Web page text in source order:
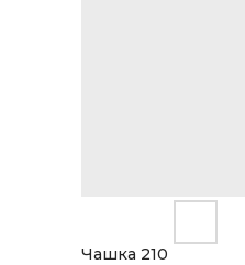
Чашка 210